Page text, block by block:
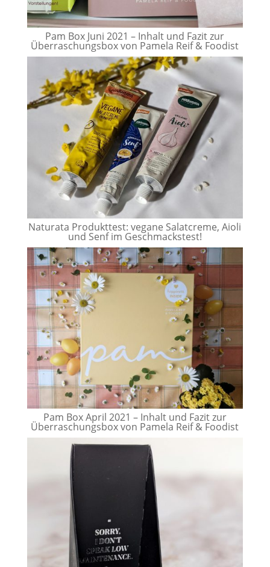
Pam Box Juni 2021 – Inhalt und Fazit zur
Überraschungsbox von Pamela Reif & Foodist
Naturata Produkttest: vegane Salatcreme, Aioli
und Senf im Geschmackstest!
Pam Box April 2021 – Inhalt und Fazit zur
Überraschungsbox von Pamela Reif & Foodist